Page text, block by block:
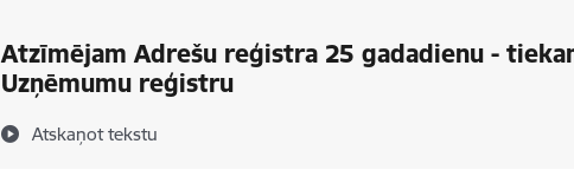
Atzīmējam Adrešu reģistra 25 gadadienu -
Uzņēmumu reģistru
Atskaņot tekstu